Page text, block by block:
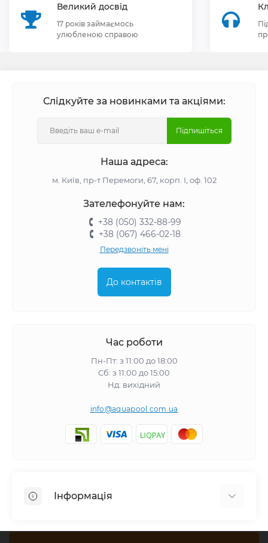
Великий досвід
17 років займаємось
улюбленою справою
Слідкуйте за новинками та акціями:
Підпишіться
Наша адреса:
м. Київ, пр-т Перемоги, 67, корп. І, оф. 102
Зателефонуйте нам:
+38 (050) 332-88-99
+38 (067) 466-02-18
Передзвоніть мені
До контактів
Час роботи
Пн-Пт: з 11:00 до 18:00
Сб: з 11:00 до 15:00
Нд: вихідний
info@aquapool.com.ua
Інформація